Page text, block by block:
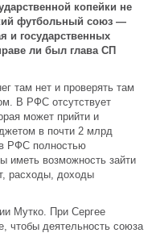
копейки не
футбольный союз —
и государственных
ли был глава СП
там нет и проверять там
В РФС отсутствует
может прийти и
в почти 2 млрд
РФС полностью
иметь возможность зайти
расходы, доходы
Мутко. При Сергее
чтобы деятельность союза